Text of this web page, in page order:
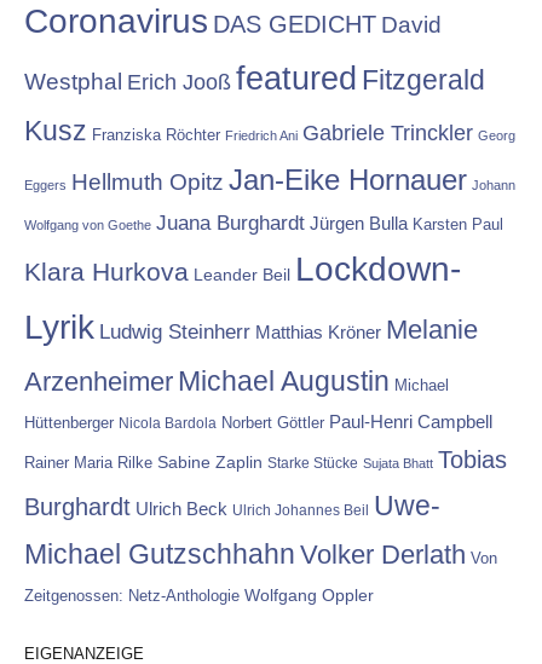
Coronavirus DAS GEDICHT David
Westphal Erich Jooß featured Fitzgerald
Kusz Franziska Röchter Friedrich Ani Gabriele Trinckler Georg
Eggers Hellmuth Opitz Jan-Eike Hornauer Johann
Wolfgang von Goethe Juana Burghardt Jürgen Bulla Karsten Paul
Klara Hurkova Leander Beil Lockdown-
Lyrik Ludwig Steinherr Matthias Kröner Melanie
Arzenheimer Michael Augustin Michael
Hüttenberger Nicola Bardola Norbert Göttler Paul-Henri Campbell
Rainer Maria Rilke Sabine Zaplin Starke Stücke Sujata Bhatt Tobias
Burghardt Ulrich Beck Ulrich Johannes Beil
Uwe-
Michael Gutzschhahn Volker Derlath Von
Zeitgenossen: Netz-Anthologie Wolfgang Oppler
EIGENANZEIGE